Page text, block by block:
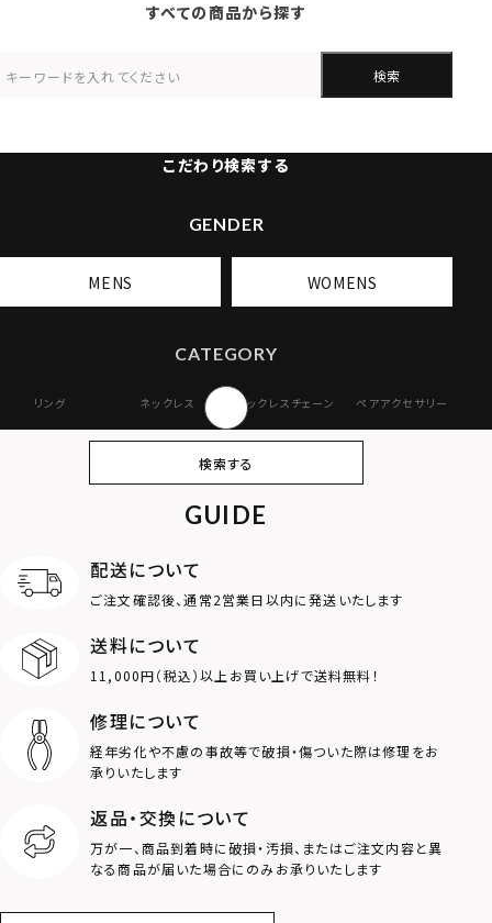
すべての商品から探す
検索
こだわり検索する
GENDER
MENS WOMENS
CATEGORY
リング ネックレス ネックレスチェーン ペアアクセサリー
オンラインストア
ギフトボックス
MOTIF
ダブルリング
ロゴ
クラウン
検索する
GUIDE
配送について
ご注文確認後、通常2営業日以内に発送いたします
送料について
11,000円（税込）以上お買い上げで送料無料！
修理について
経年劣化や不慮の事故等で破損・傷ついた際は修理をお
承りいたします
返品・交換について
万が一、商品到着時に破損・汚損、またはご注文内容と異
なる商品が届いた場合にのみお承りいたします